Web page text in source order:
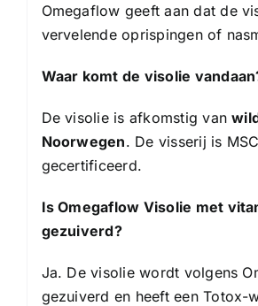
Omegaflow geeft aan dat de
vervelende oprispingen of
Waar komt de visolie
De visolie is afkomstig van
Noorwegen. De visserij is
gecertificeerd.
Is Omegaflow Visolie met
gezuiverd?
Ja. De visolie wordt volgens
gezuiverd en heeft een Totox-